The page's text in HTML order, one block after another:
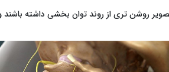
تصویر روشن ‌تری از روند توان ‌بخشی داشته